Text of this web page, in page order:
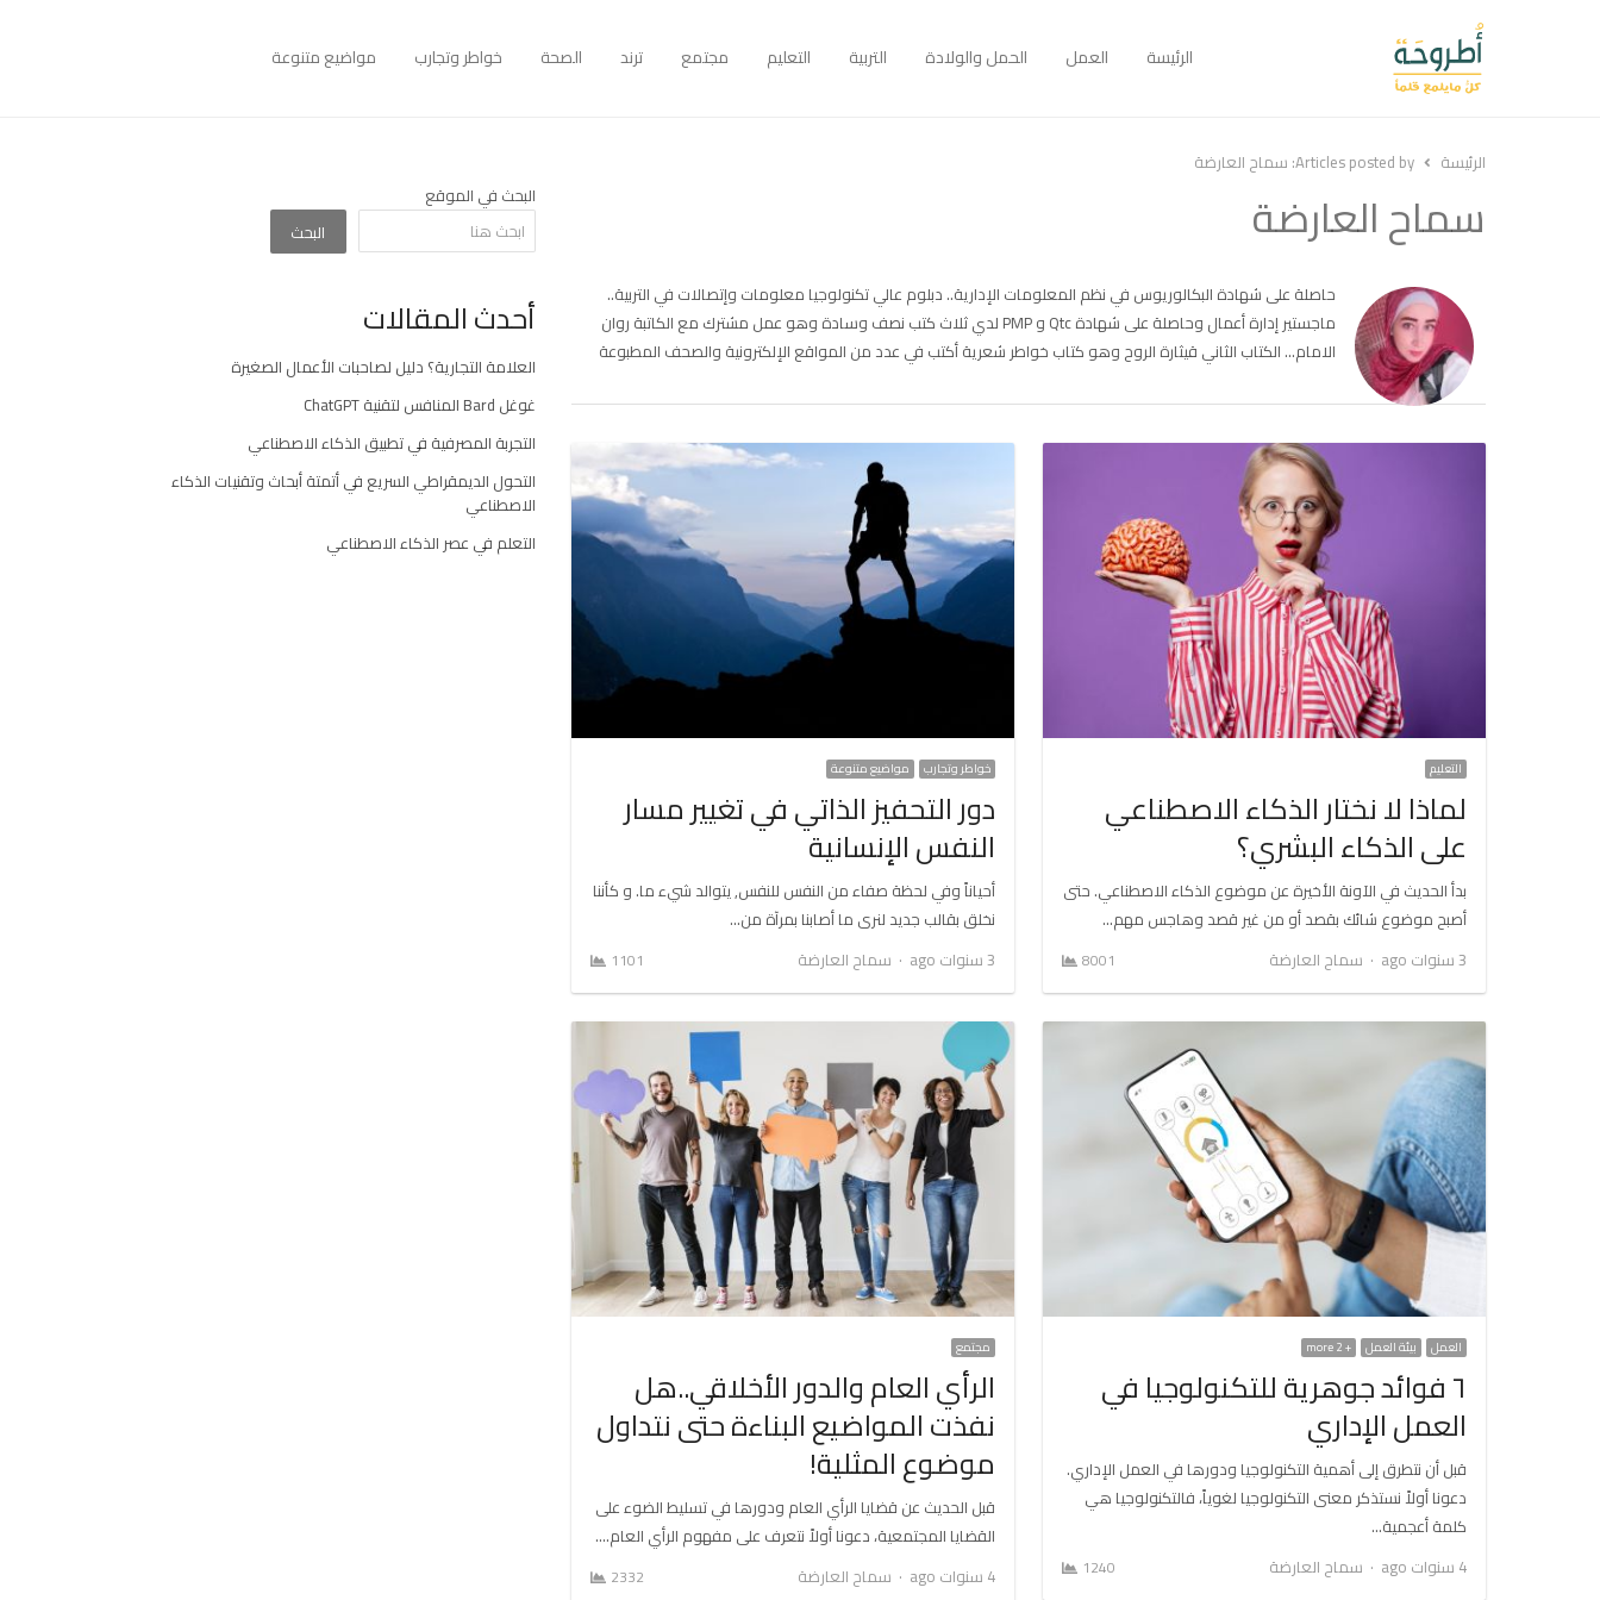
الرئيسة العمل الحمل والولادة التربية التعليم مجتمع ترند الصحة خواطر وتجارب مواضيع متنوعة
الرئيسة Articles posted by: سماح العارضة
سماح العارضة
حاصلة على شهادة البكالوريوس في نظم المعلومات الإدارية.. دبلوم عالي تكنولوجيا معلومات وإتصالات في التربية..
ماجستير إدارة أعمال وحاصلة على شهادة Qtc و PMP لدي ثلاث كتب نصف وسادة وهو عمل مشترك مع الكاتبة روان
الامام… الكتاب الثاني قيثارة الروح وهو كتاب خواطر شعرية أكتب في عدد من المواقع الإلكترونية والصحف المطبوعة
التعليم
لماذا لا نختار الذكاء الاصطناعي
على الذكاء البشري؟
بدأ الحديث في الآونة الأخيرة عن موضوع الذكاء الاصطناعي. حتى
أصبح موضوع شائك بقصد أو من غير قصد وهاجس مهم…
3 سنوات ago
Author
سماح العارضة 8001
خواطر وتجارب مواضيع متنوعة
دور التحفيز الذاتي في تغيير مسار
النفس الإنسانية
أحياناً وفي لحظة صفاء من النفس للنفس, يتوالد شيء ما. و كأننا
نخلق بقالب جديد لنرى ما أصابنا بمرآة من…
3 سنوات ago
Author
سماح العارضة 1101
العمل بيئة العمل + 2 more
٦ فوائد جوهرية للتكنولوجيا في
العمل الإداري
قبل أن نتطرق إلى أهمية التكنولوجيا ودورها في العمل الإداري.
دعونا أولاً نستذكر معنى التكنولوجيا لغوياً، فالتكنولوجيا هي
كلمة أعجمية…
4 سنوات ago
Author
سماح العارضة 1240
مجتمع
الرأي العام والدور الأخلاقي..هل
نفذت المواضيع البناءة حتى نتداول
موضوع المثلية!
قبل الحديث عن قضايا الرأي العام ودورها في تسليط الضوء على
القضايا المجتمعية، دعونا أولاً نتعرف على مفهوم الرأي العام.…
4 سنوات ago
Author
سماح العارضة 2332
البحث في الموقع
البحث
أحدث المقالات
العلامة التجارية؟ دليل لصاحبات الأعمال الصغيرة
غوغل Bard المنافس لتقنية ChatGPT
التجربة المصرفية في تطبيق الذكاء الاصطناعي
التحول الديمقراطي السريع في أتمتة أبحاث وتقنيات الذكاء
الاصطناعي
التعلم في عصر الذكاء الاصطناعي